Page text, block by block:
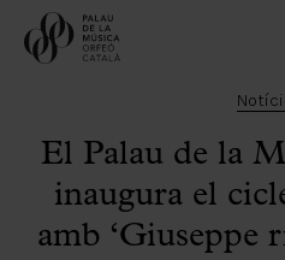
El Palau de la
inaugura el
amb ‘Giuseppe